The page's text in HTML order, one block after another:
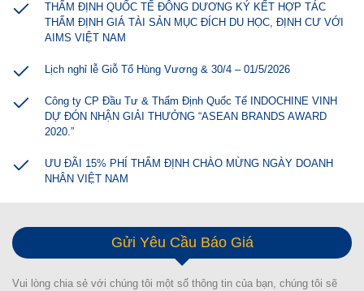
THẨM ĐỊNH QUỐC TẾ ĐÔNG DƯƠNG KÝ KẾT HỢP TÁC
THẨM ĐỊNH GIÁ TÀI SẢN MỤC ĐÍCH DU HỌC, ĐỊNH CƯ VỚI
AIMS VIỆT NAM
Lịch nghỉ lễ Giỗ Tổ Hùng Vương & 30/4 – 01/5/2026
Công ty CP Đầu Tư & Thẩm Định Quốc Tế INDOCHINE VINH
DỰ ĐÓN NHẬN GIẢI THƯỞNG “ASEAN BRANDS AWARD
2020.”
ƯU ĐÃI 15% PHÍ THẨM ĐỊNH CHÀO MỪNG NGÀY DOANH
NHÂN VIỆT NAM
Gửi Yêu Cầu Báo Giá
Vui lòng chia sẻ với chúng tôi một số thông tin của bạn, chúng tôi sẽ